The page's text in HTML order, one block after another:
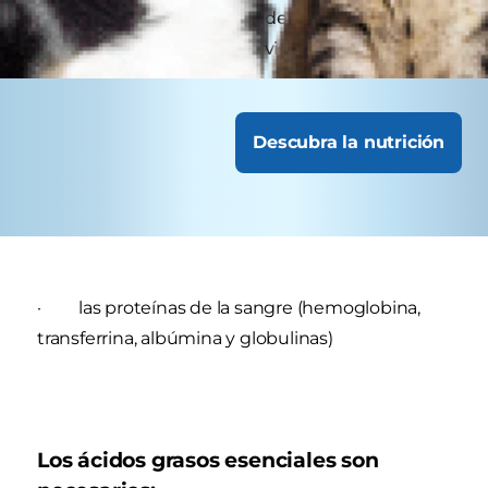
mayores o con necesidades especiales podrían
requerir visitas más frecuentes.
Descubra la nutrición
· las proteínas de la sangre (hemoglobina,
transferrina, albúmina y globulinas)
Los ácidos grasos esenciales son